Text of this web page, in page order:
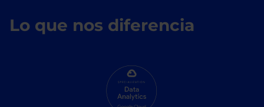
Lo que nos diferencia